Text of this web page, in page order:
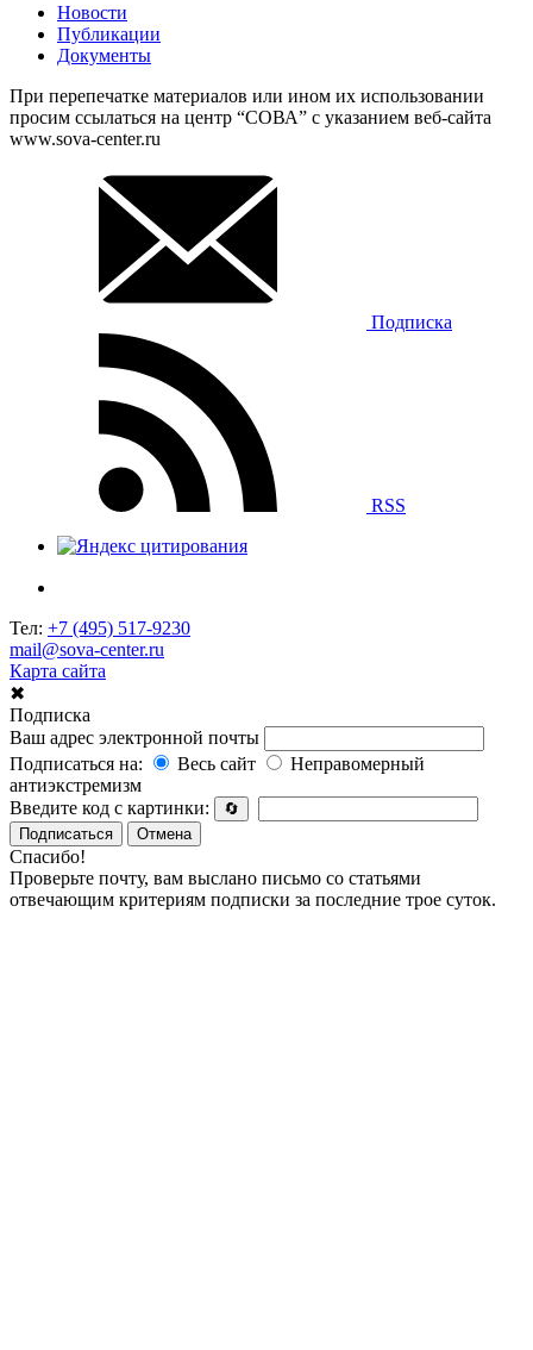
Новости
Публикации
Документы
При перепечатке материалов или ином их использовании
просим ссылаться на центр “СОВА” с указанием веб-сайта
www.sova-center.ru
Подписка
RSS
Тел: +7 (495) 517-9230
mail@sova-center.ru
Карта сайта
✖
Подписка
Ваш адрес электронной почты
Подписаться на:
Весь сайт
Неправомерный
антиэкстремизм
Введите код с картинки:
🔄
Подписаться
Отмена
Спасибо!
Проверьте почту, вам выслано письмо со статьями
отвечающим критериям подписки за последние трое суток.